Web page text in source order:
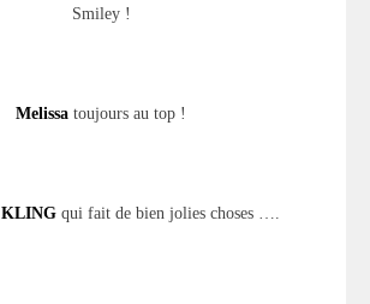
Smiley !
Melissa toujours au top !
KLINGqui fait de bien jolies choses ….